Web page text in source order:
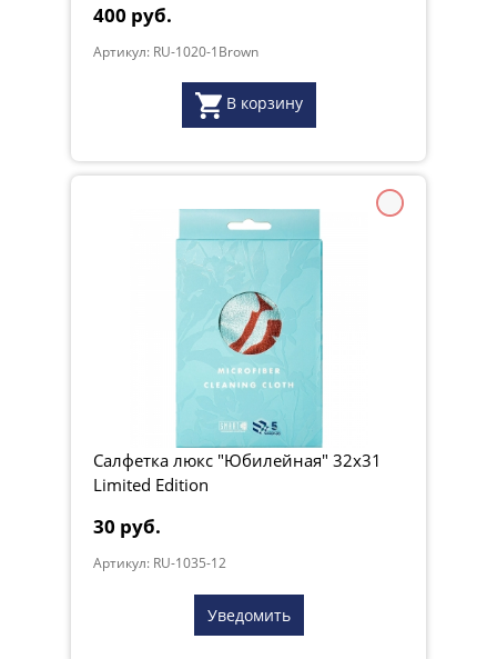
400 руб.
Артикул: RU-1020-1Brown
В корзину
Салфетка люкс "Юбилейная" 32x31
Limited Edition
30 руб.
Артикул: RU-1035-12
Уведомить